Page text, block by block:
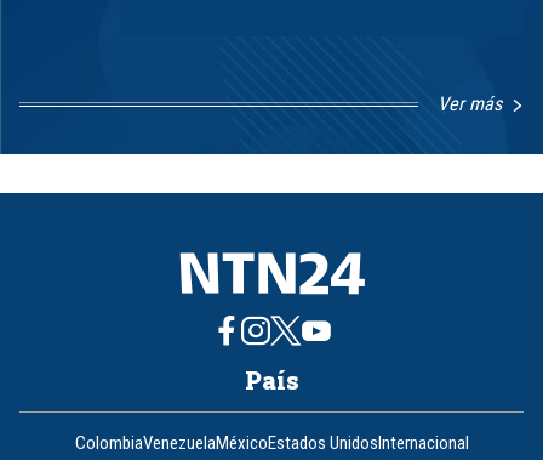
Ver más
1
8
País
ColombiaVenezuelaMéxicoEstados UnidosInternacional